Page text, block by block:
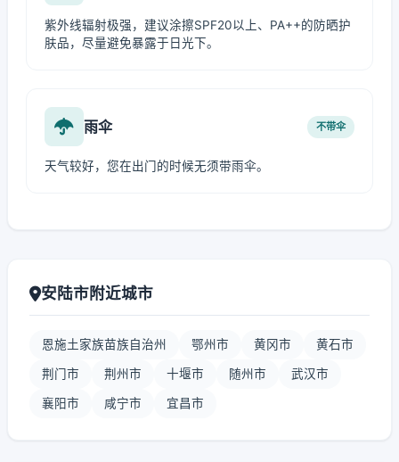
紫外线辐射极强，建议涂擦SPF20以上、PA++的防晒护
肤品，尽量避免暴露于日光下。
雨伞 不带伞
天气较好，您在出门的时候无须带雨伞。
安陆市附近城市
恩施土家族苗族自治州 鄂州市 黄冈市 黄石市
荆门市 荆州市 十堰市 随州市 武汉市
襄阳市 咸宁市 宜昌市